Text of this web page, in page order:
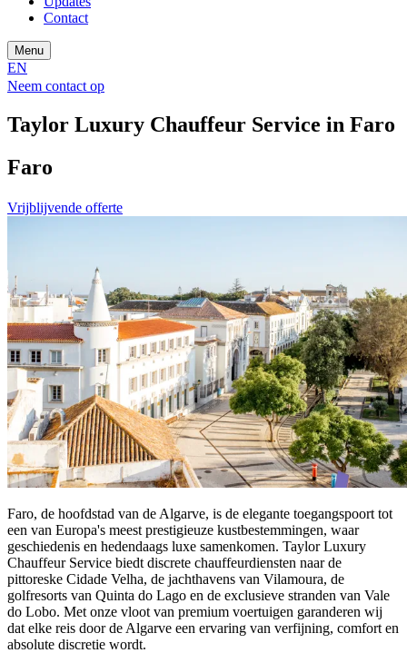
Contact
Menu
EN
Neem contact op
Taylor Luxury Chauffeur Service in Faro
Faro
Vrijblijvende offerte
Faro, de hoofdstad van de Algarve, is de elegante toegangspoort tot
een van Europa's meest prestigieuze kustbestemmingen, waar
geschiedenis en hedendaags luxe samenkomen. Taylor Luxury
Chauffeur Service biedt discrete chauffeurdiensten naar de
pittoreske Cidade Velha, de jachthavens van Vilamoura, de
golfresorts van Quinta do Lago en de exclusieve stranden van Vale
do Lobo. Met onze vloot van premium voertuigen garanderen wij
dat elke reis door de Algarve een ervaring van verfijning, comfort en
absolute discretie wordt.